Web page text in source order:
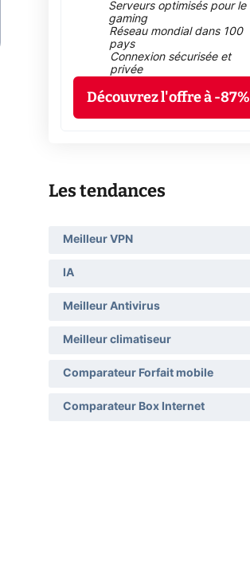
Serveurs optimisés pour le
gaming
Réseau mondial dans 100
pays
Connexion sécurisée et
privée
Découvrez l'offre à -87%
Les tendances
Meilleur VPN
IA
Meilleur Antivirus
Meilleur climatiseur
Comparateur Forfait mobile
Comparateur Box Internet